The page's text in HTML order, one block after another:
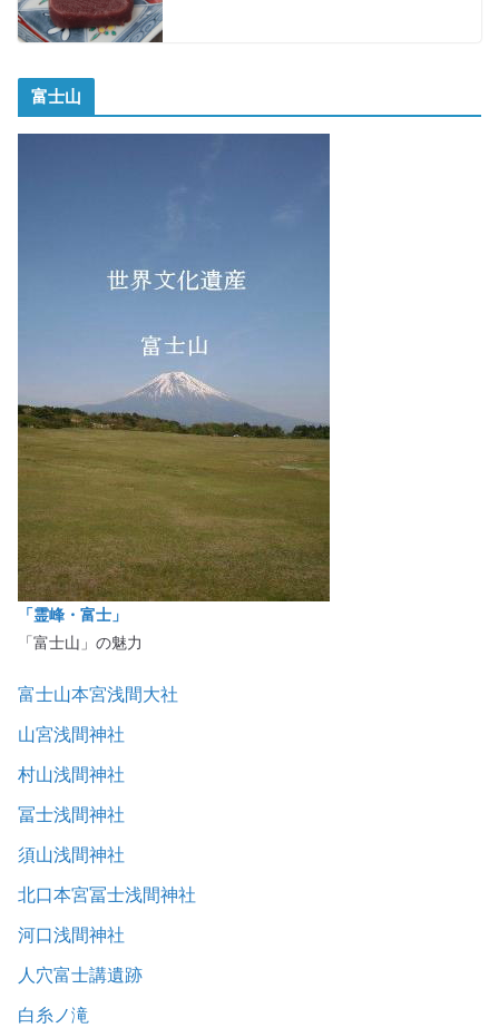
富士山
「霊峰・富士」
「富士山」の魅力
富士山本宮浅間大社
山宮浅間神社
村山浅間神社
冨士浅間神社
須山浅間神社
北口本宮冨士浅間神社
河口浅間神社
人穴富士講遺跡
白糸ノ滝